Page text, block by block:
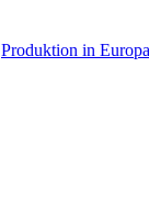
Produktion in Europa